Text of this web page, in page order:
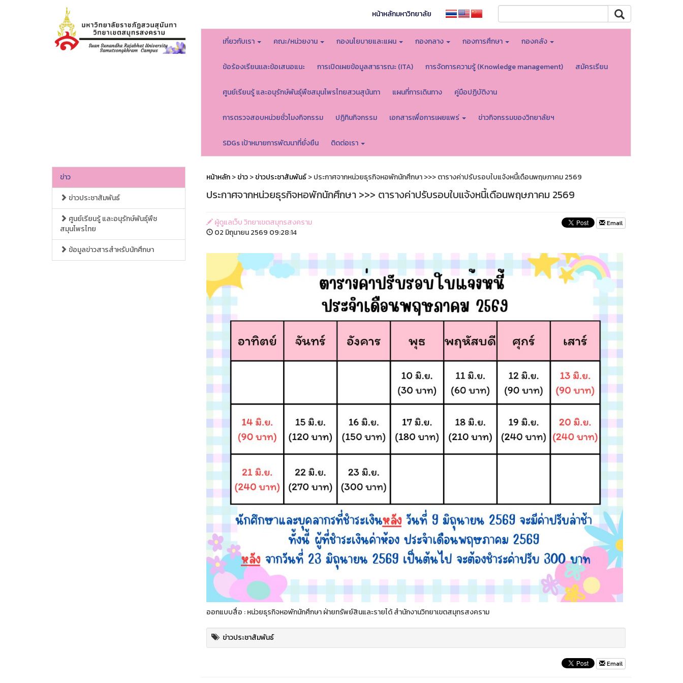
หน้าหลักมหาวิทยาลัย
เกี่ยวกับเรา คณะ/หน่วยงาน กองนโยบายและแผน กองกลาง กองการศึกษา กองคลัง
ข้อร้องเรียนเเละข้อเสนอแนะ การเปิดเผยข้อมูลสาธารณะ (ITA) การจัดการความรู้ (Knowledge management) สมัครเรียน
ศูนย์เรียนรู้ และอนุรักษ์พันธุ์พืชสมุนไพรไทยสวนสุนันทา แผนที่การเดินทาง คู่มือปฏิบัติงาน
การตรวจสอบหน่วยชั่วโมงกิจกรรม ปฏิทินกิจกรรม เอกสารเพื่อการเผยแพร่ ข่าวกิจกรรมของวิทยาลัยฯ
SDGs เป้าหมายการพัฒนาที่ยั่งยืน ติดต่อเรา
ข่าว
ข่าวประชาสัมพันธ์
ศูนย์เรียนรู้ และอนุรักษ์พันธุ์พืช
สมุนไพรไทย
ข้อมูลข่าวสารสำหรับนักศึกษา
หน้าหลัก>ข่าว>ข่าวประชาสัมพันธ์> ประกาศจากหน่วยธุรกิจหอพักนักศึกษา >>> ตารางค่าปรับรอบใบแจ้งหนี้เดือนพฤษภาคม 2569
ประกาศจากหน่วยธุรกิจหอพักนักศึกษา >>> ตารางค่าปรับรอบใบแจ้งหนี้เดือนพฤษภาคม 2569
ผู้ดูแลเว็บ วิทยาเขตสมุทรสงคราม
02 มิถุนายน 2569 09:28:14
Email
ออกแบบสื่อ : หน่วยธุรกิจหอพักนักศึกษา ฝ่ายทรัพย์สินและรายได้ สำนักงานวิทยาเขตสมุทรสงคราม
ข่าวประชาสัมพันธ์
Email